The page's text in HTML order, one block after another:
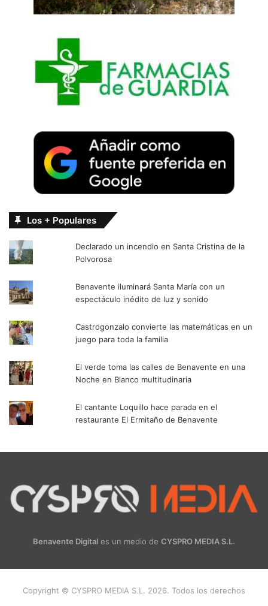
Los + Populares
Declarado un incendio en Santa Cristina de la
Polvorosa
Benavente iluminará Santa María con un
espectáculo inédito de luz y sonido
Castrogonzalo convierte las matemáticas en un
juego para toda la familia
El verde toma las calles de Benavente en una
Noche en Blanco multitudinaria
El cantante Loquillo hace parada en el
restaurante El Ermitaño de Benavente
Benavente Digital es un medio de CYSPRO MEDIA S.L.
Copyright © CYSPRO MEDIA S.L. 2026. Todos los derechos